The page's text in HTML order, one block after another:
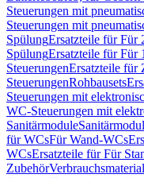
Steuerungen mit
Steuerungen mit
SpülungErsatzteile für Für
SpülungErsatzteile für Für
SteuerungenErsatzteile für
SteuerungenRohbausets
Steuerungen mit
WC-Steuerungen mit
Sanitärmodule
für WCsFür Wand-WCs
WCsErsatzteile für Für
ZubehörVerbrauchsmaterial